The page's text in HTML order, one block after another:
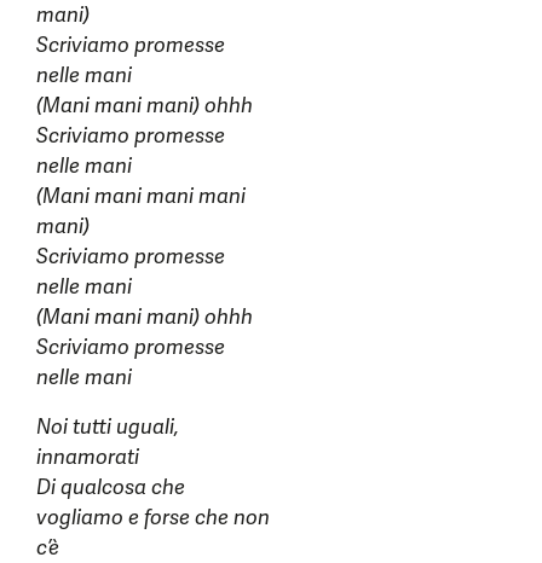
mani)
Scriviamo promesse
nelle mani
(Mani mani mani) ohhh
Scriviamo promesse
nelle mani
(Mani mani mani mani
mani)
Scriviamo promesse
nelle mani
(Mani mani mani) ohhh
Scriviamo promesse
nelle mani
Noi tutti uguali,
innamorati
Di qualcosa che
vogliamo e forse che non
c’è